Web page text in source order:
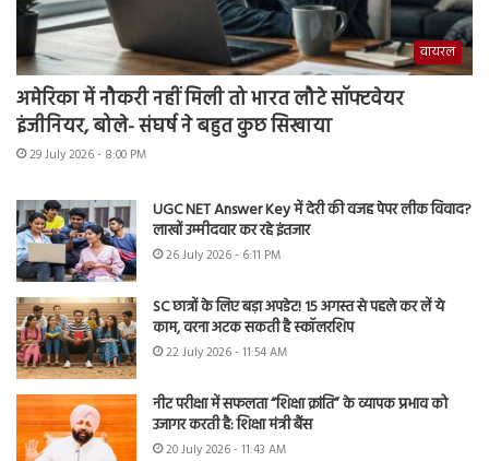
वायरल
अमेरिका में नौकरी नहीं मिली तो भारत लौटे सॉफ्टवेयर
इंजीनियर, बोले- संघर्ष ने बहुत कुछ सिखाया
29 July 2026 - 8:00 PM
UGC NET Answer Key में देरी की वजह पेपर लीक विवाद?
लाखों उम्मीदवार कर रहे इंतजार
26 July 2026 - 6:11 PM
SC छात्रों के लिए बड़ा अपडेट! 15 अगस्त से पहले कर लें ये
काम, वरना अटक सकती है स्कॉलरशिप
22 July 2026 - 11:54 AM
नीट परीक्षा में सफलता “शिक्षा क्रांति” के व्यापक प्रभाव को
उजागर करती है: शिक्षा मंत्री बैंस
20 July 2026 - 11:43 AM